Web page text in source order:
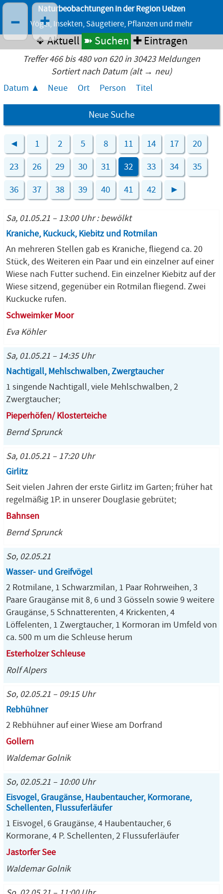
Naturbeobachtungen in der Region Uelzen
Vögel, Insekten, Säugetiere, Pflanzen und mehr
❖ Aktuell ➽ Suchen ✚ Eintragen
Treffer 466 bis 480 von 620 in 30423 Meldungen
Sortiert nach Datum (alt → neu)
Datum
Neue Ort Person Titel
Neue Suche
◄ 1 2 5 8 11 14 17 20
23 26 29 30 31 32 33 34 35
36 37 38 39 40 41 42 ►
Sa, 01.05.21 – 13:00 Uhr : bewölkt
Kraniche, Kuckuck, Kiebitz und Rotmilan
An mehreren Stellen gab es Kraniche, fliegend ca. 20
Stück, des Weiteren ein Paar und ein einzelner auf einer
Wiese nach Futter suchend. Ein einzelner Kiebitz auf der
Wiese sitzend, gegenüber ein Rotmilan fliegend. Zwei
Kuckucke rufen.
Schweimker Moor
Eva Köhler
Sa, 01.05.21 – 14:35 Uhr
Nachtigall, Mehlschwalben, Zwergtaucher
1 singende Nachtigall, viele Mehlschwalben, 2
Zwergtaucher;
Pieperhöfen/ Klosterteiche
Bernd Sprunck
Sa, 01.05.21 – 17:20 Uhr
Girlitz
Seit vielen Jahren der erste Girlitz im Garten; früher hat
regelmäßig 1P. in unserer Douglasie gebrütet;
Bahnsen
Bernd Sprunck
So, 02.05.21
Wasser- und Greifvögel
2 Rotmilane, 1 Schwarzmilan, 1 Paar Rohrweihen, 3
Paare Graugänse mit 8, 6 und 3 Gösseln sowie 9 weitere
Graugänse, 5 Schnatterenten, 4 Krickenten, 4
Löffelenten, 1 Zwergtaucher, 1 Kormoran im Umfeld von
ca. 500 m um die Schleuse herum
Esterholzer Schleuse
Rolf Alpers
So, 02.05.21 – 09:15 Uhr
Rebhühner
2 Rebhühner auf einer Wiese am Dorfrand
Gollern
Waldemar Golnik
So, 02.05.21 – 10:00 Uhr
Eisvogel, Graugänse, Haubentaucher, Kormorane,
Schellenten, Flussuferläufer
1 Eisvogel, 6 Graugänse, 4 Haubentaucher, 6
Kormorane, 4 P. Schellenten, 2 Flussuferläufer
Jastorfer See
Waldemar Golnik
– +